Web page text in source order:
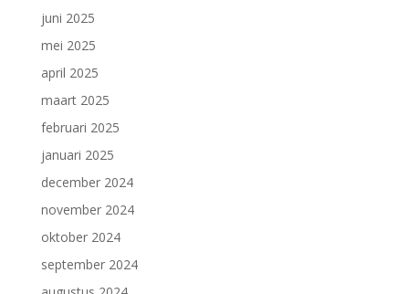
juni 2025
mei 2025
april 2025
maart 2025
februari 2025
januari 2025
december 2024
november 2024
oktober 2024
september 2024